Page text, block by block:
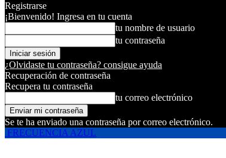
Registrarse
¡Bienvenido! Ingresa en tu cuenta
tu nombre de usuario
tu contraseña
¿Olvidaste tu contraseña? consigue ayuda
Recuperación de contraseña
Recupera tu contraseña
tu correo electrónico
Se te ha enviado una contraseña por correo electrónico.
FRECUENCIA AZUL